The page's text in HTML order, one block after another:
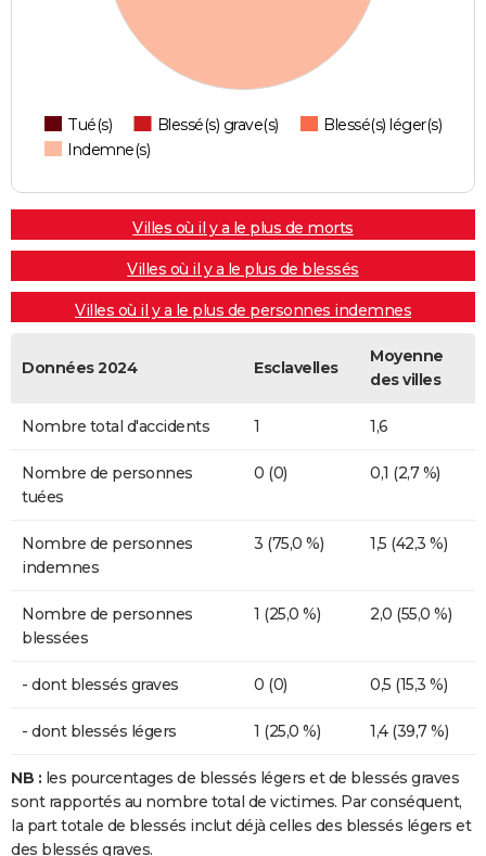
Tué(s) Blessé(s) grave(s)
Blessé(s) léger(s)
Indemne(s)
Villes où il y a le plus de morts
Villes où il y a le plus de blessés
Villes où il y a le plus de personnes indemnes
Données 2024 Esclavelles
Moyenne
des villes
Nombre total d'accidents 1 1,6
Nombre de personnes
tuées
0 (0) 0,1 (2,7 %)
Nombre de personnes
indemnes
3 (75,0 %) 1,5 (42,3 %)
Nombre de personnes
blessées
1 (25,0 %) 2,0 (55,0 %)
- dont blessés graves 0 (0) 0,5 (15,3 %)
- dont blessés légers 1 (25,0 %) 1,4 (39,7 %)
NB : les pourcentages de blessés légers et de blessés graves
sont rapportés au nombre total de victimes. Par conséquent,
la part totale de blessés inclut déjà celles des blessés légers et
des blessés graves.